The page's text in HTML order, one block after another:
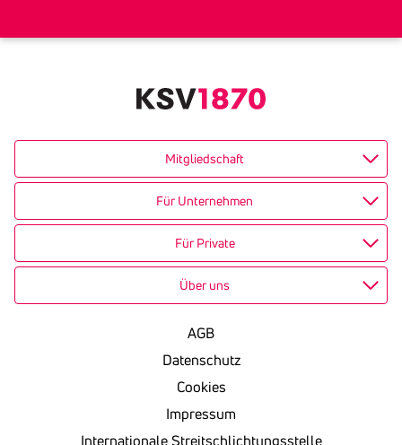
Mitgliedschaft
Für Unternehmen
Für Private
Über uns
AGB
Datenschutz
Cookies
Impressum
Internationale Streitschlichtungsstelle